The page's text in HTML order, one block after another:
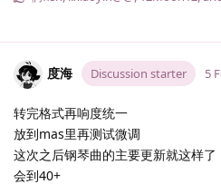
度海 Discussion starter 5
转完格式再响度统一
放到mas里再测试微调
这次之后钢琴曲的主要更新就这样
会到40+